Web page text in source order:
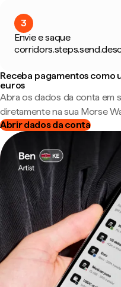
3
Envie e saque
Receba pagamentos como
euros
Abra os dados da conta em
diretamente na sua Morse
Abrir dados da conta